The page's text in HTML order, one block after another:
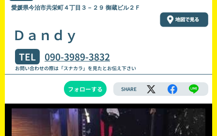
愛媛県今治市共栄町４丁目３－２９ 御蔵ビル２Ｆ
Ｄａｎｄｙ
TEL 090-3989-3832
お問い合わせの際は「スナカラ」を見たとお伝え下さい
フォローする SHARE